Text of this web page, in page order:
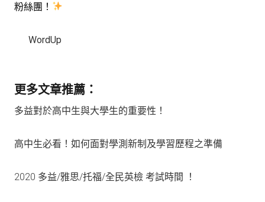
粉絲團！
WordUp
更多文章推薦：
多益對於高中生與大學生的重要性！
高中生必看！如何面對學測新制及學習歷程之準備
2020 多益/雅思/托福/全民英檢 考試時間 ！